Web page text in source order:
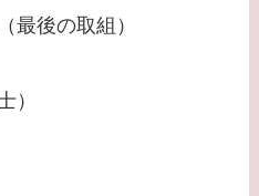
後の取組）
）